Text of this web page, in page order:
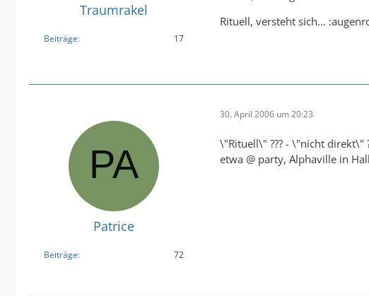
Traumrakel
Beiträge 17
Rituell, versteht sich...
Patrice
Beiträge 72
30. April 2006 um 20:23
\"Rituell\" ??? - \"nicht direkt\"
etwa @ party, Alphaville in